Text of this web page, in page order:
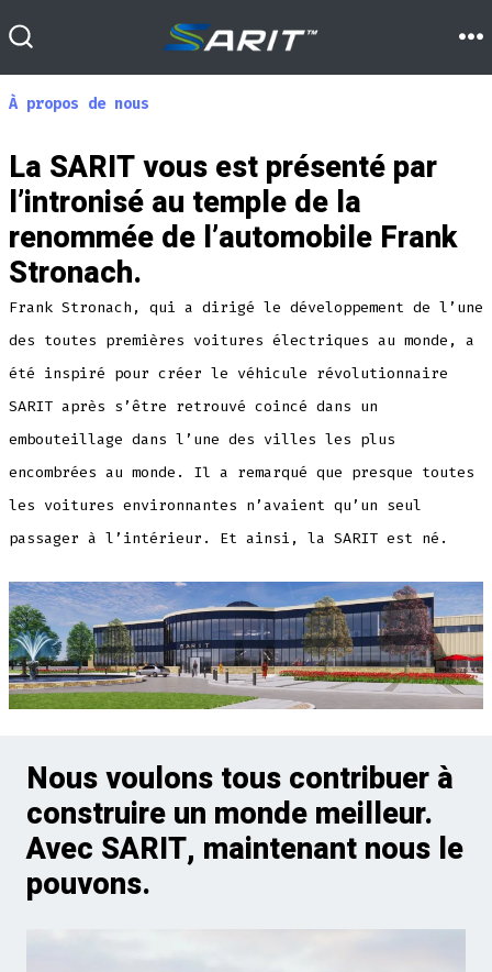
to
content
VEHICLES
NEWS
MORE INFO
À propos de nous
La SARIT vous est présenté par
l’intronisé au temple de la
renommée de l’automobile Frank
Stronach.
Frank Stronach, qui a dirigé le développement de l’une
des toutes premières voitures électriques au monde, a
été inspiré pour créer le véhicule révolutionnaire
SARIT après s’être retrouvé coincé dans un
embouteillage dans l’une des villes les plus
encombrées au monde. Il a remarqué que presque toutes
les voitures environnantes n’avaient qu’un seul
passager à l’intérieur. Et ainsi, la SARIT est né.
Nous voulons tous contribuer à
construire un monde meilleur.
Avec SARIT, maintenant nous le
pouvons.